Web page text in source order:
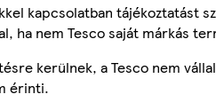
kapcsolatban tájékoztatást
ha nem Tesco saját márkás
kerülnek, a Tesco nem
érinti.